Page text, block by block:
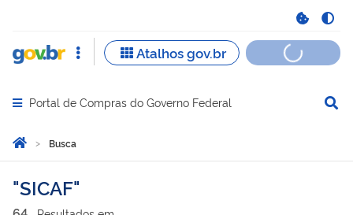
Abrir menu principal de navegação
Portal de Compras do Governo Federal
Você está aqui:
Página Inicial
Busca
Busca
SICAF